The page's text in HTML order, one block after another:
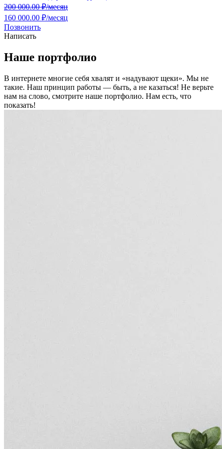
200 000.00₽/месяц
160 000.00 ₽/месяц
Позвонить
Написать
Наше портфолио
В интернете многие себя хвалят и «надувают щеки». Мы не
такие. Наш принцип работы — быть, а не казаться! Не верьте
нам на слово, смотрите наше портфолио. Нам есть, что
показать!